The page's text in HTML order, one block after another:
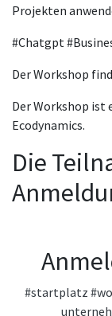
Projekten
#Chatgpt
Der Workshop
Der Workshop ist
Ecodynamics.
Die
#startplatz